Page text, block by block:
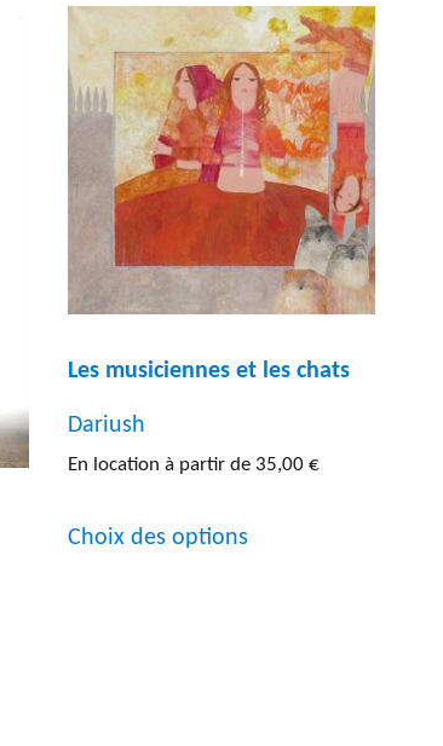
plusieurs
variations.
Les
options
peuvent
être
choisies
sur
produit
Les musiciennes et les chats
Dariush
En location à partir de 35,00 €
Choix des options